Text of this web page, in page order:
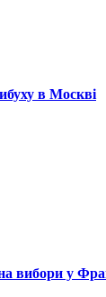
в Москві
вибори у